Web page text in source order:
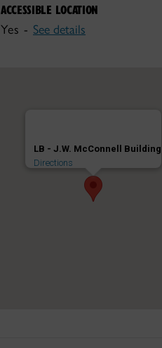
ACCESSIBLE LOCATION
Yes - See details
LB - J.W. McConnell Building
Directions